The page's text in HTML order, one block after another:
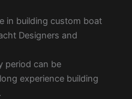
in building custom boat
Designers and
period can be
experience building